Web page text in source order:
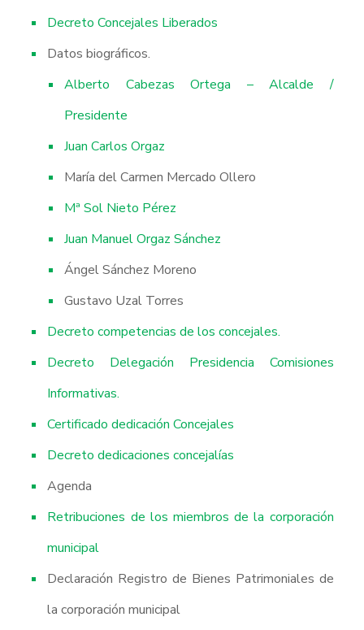
Decreto Concejales Liberados
Datos biográficos.
Alberto Cabezas Ortega – Alcalde /
Presidente
Juan Carlos Orgaz
María del Carmen Mercado Ollero
Mª Sol Nieto Pérez
Juan Manuel Orgaz Sánchez
Ángel Sánchez Moreno
Gustavo Uzal Torres
Decreto competencias de los concejales.
Decreto Delegación Presidencia Comisiones
Informativas.
Certificado dedicación Concejales
Decreto dedicaciones concejalías
Agenda
Retribuciones de los miembros de la corporación
municipal
Declaración Registro de Bienes Patrimoniales de
la corporación municipal